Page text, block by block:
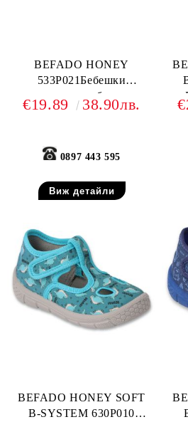
BEFADO HONEY
533P021Бебешки
текстилни обувки,
Тъмносини
€19.89 38.90лв.
0897 443 595
Виж детайли
BEFADO HONEY SOFT
B-SYSTEM 630P010